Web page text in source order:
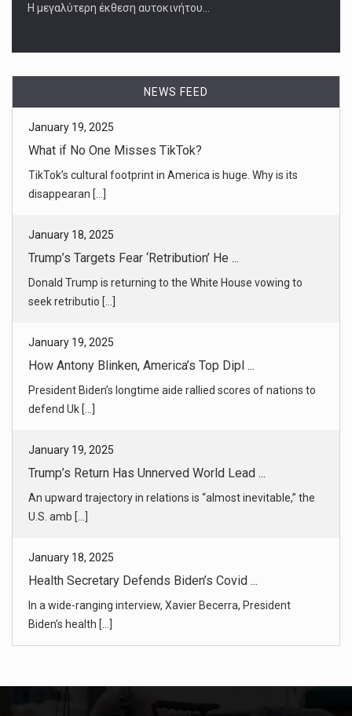
Η μεγαλύτερη έκθεση αυτοκινήτου…
NEWS FEED
January 18, 2025
Trump’s Targets Fear ‘Retribution’ He ...
Donald Trump is returning to the White House vowing to
seek retributio [...]
January 19, 2025
How Antony Blinken, America’s Top Dipl ...
President Biden’s longtime aide rallied scores of nations to
defend Uk [...]
January 19, 2025
Trump’s Return Has Unnerved World Lead ...
An upward trajectory in relations is “almost inevitable,” the
U.S. amb [...]
January 18, 2025
Health Secretary Defends Biden’s Covid ...
In a wide-ranging interview, Xavier Becerra, President
Biden’s health [...]
January 18, 2025
Amid Wildfires, a New Reality for L.A. ...
Binge-worthy guilty pleasures like “The Real Housewives of
Beverly Hil [...]
Powerful Santa Ana Winds Expected to E ...